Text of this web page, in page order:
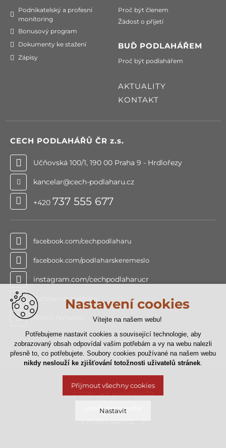
Podnikatelský a profesní
monitoring
Bonusový program
Dokumenty ke stažení
Zápisy
Proč být členem
Žádost o přijetí
BUĎ PODLAHÁŘEM
Proč být podlahářem
AKTUALITY
KONTAKT
CECH PODLAHÁŘŮ ČR z.s.
Učňovská 100/1, 190 00 Praha 9 - Hrdlořezy
kancelar@cech-podlaharu.cz
+420 737 555 677
facebook.com/cechpodlaharu
facebook.com/podlaharskeremeslo
instagram.com/cechpodlaharucr
Ochranná známka
Mistři řemesel
úvod
mapa webu
VYTVOŘIL XART.CZ
Nastavení cookies
Vítejte na našem webu!
Potřebujeme nastavit cookies a související technologie, aby
zobrazovaný obsah odpovídal vašim potřebám a vy na webu nalezli
přesně to, co potřebujete. Soubory cookies používané na našem webu
nikdy neslouží ke zjišťování totožnosti uživatelů stránek.
Přijmout všechny cookies
Nastavit